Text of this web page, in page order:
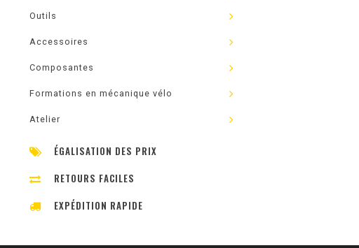
Outils
Accessoires
Composantes
Formations en mécanique vélo
Atelier
ÉGALISATION DES PRIX
RETOURS FACILES
EXPÉDITION RAPIDE